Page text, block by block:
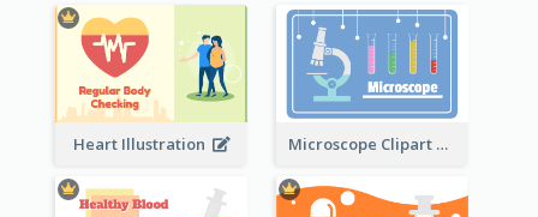
Heart Illustration Microscope Clipart With Test Tube